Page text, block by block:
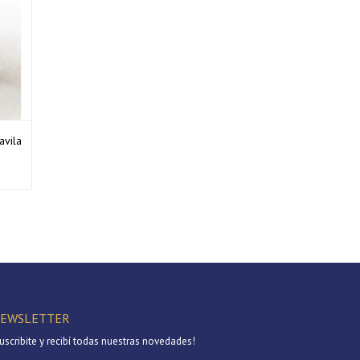
y recibí todas nuestras novedades!